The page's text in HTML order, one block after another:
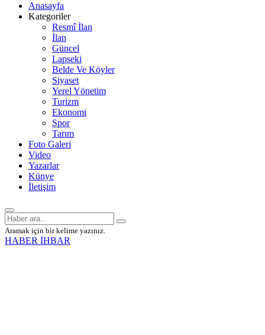
Anasayfa
Kategoriler
Resmî İlan
İlan
Güncel
Lapseki
Belde Ve Köyler
Siyaset
Yerel Yönetim
Turizm
Ekonomi
Spor
Tarım
Foto Galeri
Video
Yazarlar
Künye
İletişim
Aramak için bir kelime yazınız.
HABER İHBAR